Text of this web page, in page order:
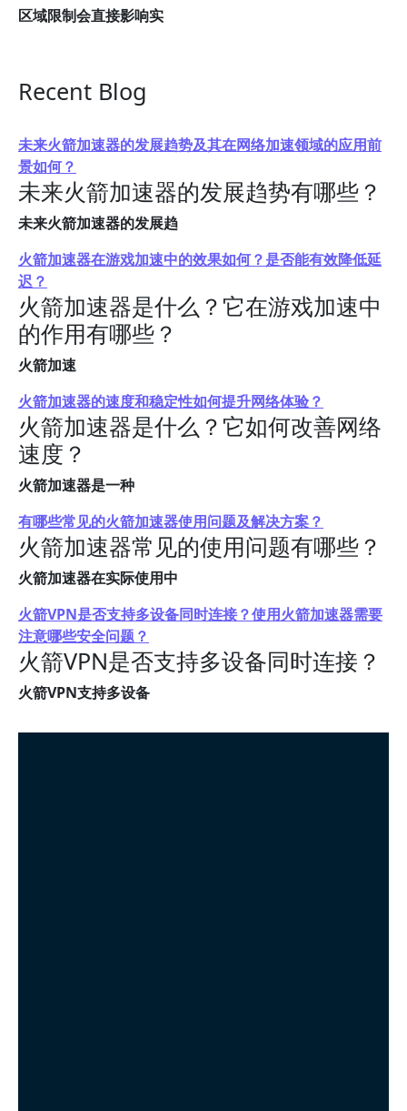
区域限制会直接影响实
Recent Blog
未来火箭加速器的发展趋势及其在网络加速领域的应用前
景如何？
未来火箭加速器的发展趋势有哪些？
未来火箭加速器的发展趋
火箭加速器在游戏加速中的效果如何？是否能有效降低延
迟？
火箭加速器是什么？它在游戏加速中
的作用有哪些？
火箭加速
火箭加速器的速度和稳定性如何提升网络体验？
火箭加速器是什么？它如何改善网络
速度？
火箭加速器是一种
有哪些常见的火箭加速器使用问题及解决方案？
火箭加速器常见的使用问题有哪些？
火箭加速器在实际使用中
火箭VPN是否支持多设备同时连接？使用火箭加速器需要
注意哪些安全问题？
火箭VPN是否支持多设备同时连接？
火箭VPN支持多设备